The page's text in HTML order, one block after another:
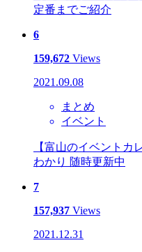
定番までご紹介
6
159,672 Views
2021.09.08
まとめ
イベント
【富山のイベントカ
わかり 随時更新中
7
157,937 Views
2021.12.31